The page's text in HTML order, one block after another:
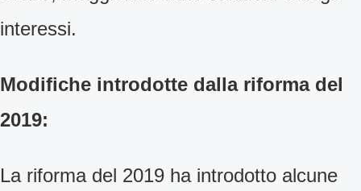
interessi.
Modifiche introdotte dalla riforma del
2019:
La riforma del 2019 ha introdotto alcune